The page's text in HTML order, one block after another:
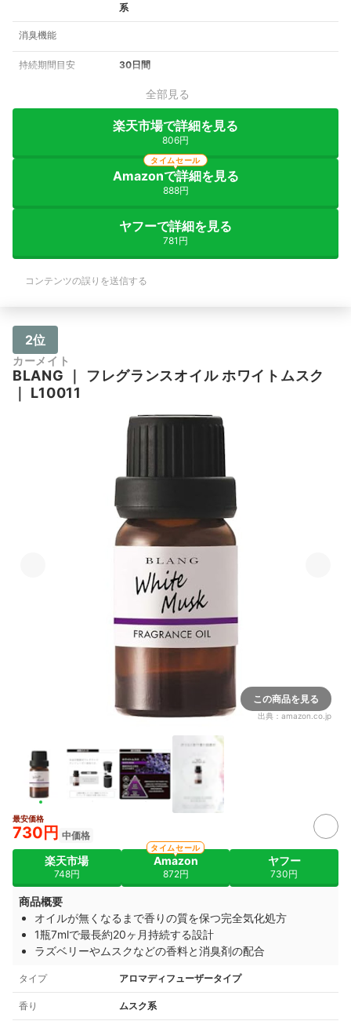
系
消臭機能
持続期間目安 30日間
全部見る
楽天市場で詳細を見る
806円
Amazonで詳細を見る
888円
タイムセール
ヤフーで詳細を見る
781円
コンテンツの誤りを送信する
2位
カーメイト
BLANG
フレグランスオイル ホワイトムスク
L10011
この商品を見る
出典： amazon.co.jp
最安価格
730円 中価格
楽天市場
748円
Amazon
872円
タイムセール
ヤフー
730円
商品概要
オイルが無くなるまで香りの質を保つ完全気化処方
1瓶7mlで最長約20ヶ月持続する設計
ラズベリーやムスクなどの香料と消臭剤の配合
タイプ アロマディフューザータイプ
香り ムスク系